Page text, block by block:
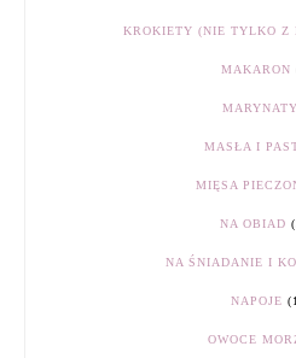
KROKIETY (NIE TYLKO Z
MAKARON
MARYNATY
MASŁA I
MIĘSA
NA OBIAD
NA ŚNIADANIE I
NAPOJE
OWOCE